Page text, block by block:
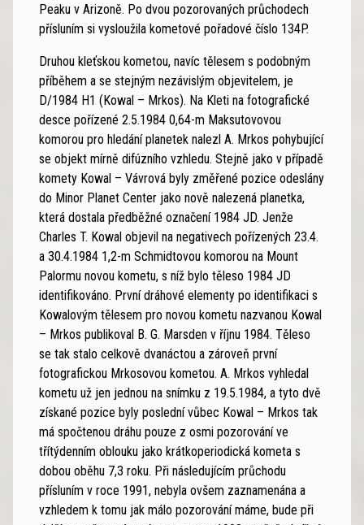
Peaku v Arizoně. Po dvou pozorovaných průchodech
přísluním si vysloužila kometové pořadové číslo 134P.
Druhou kleťskou kometou, navíc tělesem s podobným
příběhem a se stejným nezávislým objevitelem, je
D/1984 H1 (Kowal – Mrkos). Na Kleti na fotografické
desce pořízené 2.5.1984 0,64-m Maksutovovou
komorou pro hledání planetek nalezl A. Mrkos pohybující
se objekt mírně difúzního vzhledu. Stejně jako v případě
komety Kowal – Vávrová byly změřené pozice odeslány
do Minor Planet Center jako nově nalezená planetka,
která dostala předběžné označení 1984 JD. Jenže
Charles T. Kowal objevil na negativech pořízených 23.4.
a 30.4.1984 1,2-m Schmidtovou komorou na Mount
Palormu novou kometu, s níž bylo těleso 1984 JD
identifikováno. První dráhové elementy po identifikaci s
Kowalovým tělesem pro novou kometu nazvanou Kowal
– Mrkos publikoval B. G. Marsden v říjnu 1984. Těleso
se tak stalo celkově dvanáctou a zároveň první
fotografickou Mrkosovou kometou. A. Mrkos vyhledal
kometu už jen jednou na snímku z 19.5.1984, a tyto dvě
získané pozice byly poslední vůbec Kowal – Mrkos tak
má spočtenou dráhu pouze z osmi pozorování ve
třítýdenním oblouku jako krátkoperiodická kometa s
dobou oběhu 7,3 roku. Při následujícím průchodu
přísluním v roce 1991, nebyla ovšem zaznamenána a
vzhledem k tomu jak málo pozorování máme, bude při